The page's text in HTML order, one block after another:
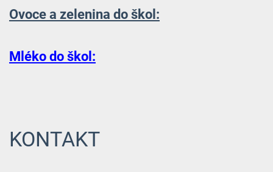
Ovoce a zelenina do škol:
Mléko do škol:
KONTAKT